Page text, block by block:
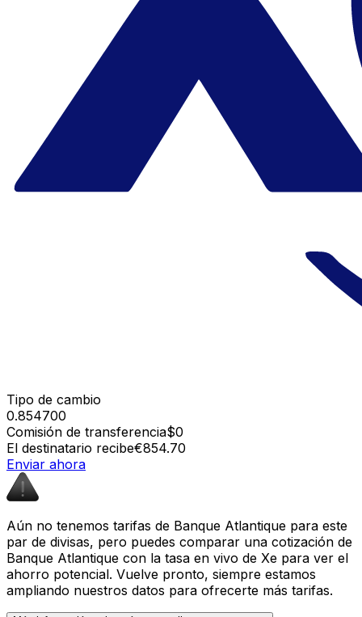
Tipo de cambio
0.854700
Comisión de transferencia$0
El destinatario recibe€854.70
Enviar ahora
Aún no tenemos tarifas de Banque Atlantique para este
par de divisas, pero puedes comparar una cotización de
Banque Atlantique con la tasa en vivo de Xe para ver el
ahorro potencial. Vuelve pronto, siempre estamos
ampliando nuestros datos para ofrecerte más tarifas.